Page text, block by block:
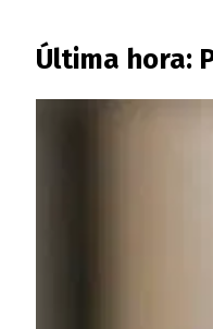
Última hora: